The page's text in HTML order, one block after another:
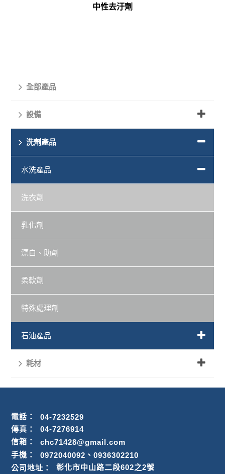
中性去汙劑
全部產品
設備
洗劑產品
水洗產品
洗衣劑
乳化劑
漂白、助劑
柔軟劑
特殊處理劑
石油產品
耗材
電話：
04-7232529
傳真：
04-7276914
信箱：
chc71428@gmail.com
手機：
0972040092 、0936302210
公司地址：
彰化市中山路二段602之2號